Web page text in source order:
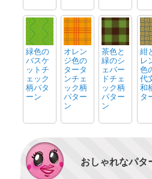
緑色の
バスケ
ットチ
ェック
柄パタ
ーン
オレン
ジ色の
タータ
ンチェ
ック柄
パター
ン
茶色と
緑のシ
ェパー
ドチェ
ック柄
パター
ン
紺
レ
色
代
和
タ
おしゃれなパタ